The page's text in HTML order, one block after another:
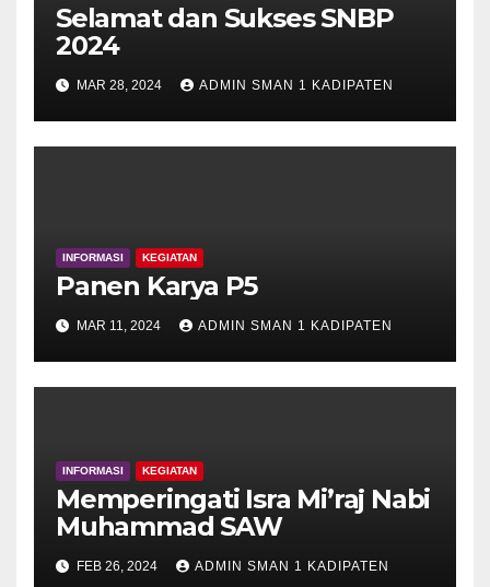
Selamat dan Sukses SNBP
2024
MAR 28, 2024 ADMIN SMAN 1 KADIPATEN
INFORMASI KEGIATAN
Panen Karya P5
MAR 11, 2024 ADMIN SMAN 1 KADIPATEN
INFORMASI KEGIATAN
Memperingati Isra Mi’raj Nabi
Muhammad SAW
FEB 26, 2024 ADMIN SMAN 1 KADIPATEN